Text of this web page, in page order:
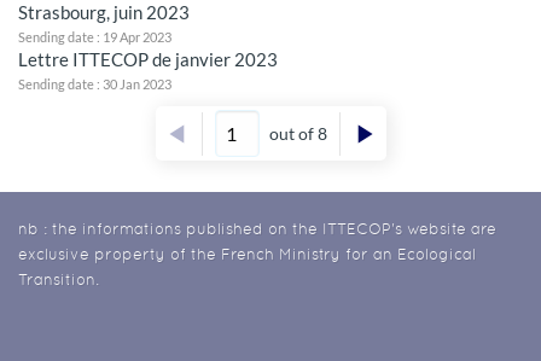
Strasbourg, juin 2023
Sending date : 19 Apr 2023
Lettre ITTECOP de janvier 2023
Sending date : 30 Jan 2023
out of 8
nb : the informations published on the ITTECOP's website are
exclusive property of the French Ministry for an Ecological
Transition.